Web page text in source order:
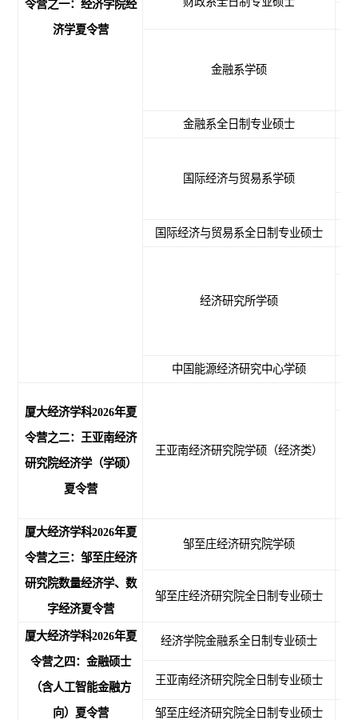
令营之一：经济学院经
济学夏令营
金融系学硕
金融系全日制专业硕士
国际经济与贸易系学硕
国际经济与贸易系全日制专业硕士
经济研究所学硕
中国能源经济研究中心学硕
厦大经济学科2026年夏
令营之二：王亚南经济
研究院经济学（学硕）
夏令营
王亚南经济研究院学硕（经济类）
厦大经济学科2026年夏
令营之三：邹至庄经济
研究院数量经济学、数
字经济夏令营
邹至庄经济研究院学硕
邹至庄经济研究院全日制专业硕士
厦大经济学科2026年夏
令营之四：金融硕士
（含人工智能金融方
向）夏令营
经济学院金融系全日制专业硕士
王亚南经济研究院全日制专业硕士
邹至庄经济研究院全日制专业硕士